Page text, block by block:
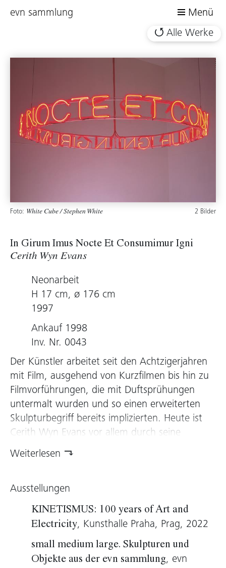
evn sammlung
Menü
Alle Werke
Foto: White Cube / Stephen White 2 Bilder
In Girum Imus Nocte Et Consumimur Igni
Cerith Wyn Evans
Neonarbeit
H 17 cm, ø 176 cm
1997
Ankauf 1998
Inv. Nr. 0043
Der Künstler arbeitet seit den Achtzigerjahren
mit Film, ausgehend von Kurzfilmen bis hin zu
Filmvorführungen, die mit Duftsprühungen
untermalt wurden und so einen erweiterten
Skulpturbegriff bereits implizierten. Heute ist
Cerith Wyn Evans vor allem durch seine
Installationen bekannt, doch ist in seiner Arbeit
den Motiven von magischer Leinwand und
Projektion, spielt ebenfalls eine große Rolle. Bei
der Arbeit in der evn sammlung umlaufen
Neonbuchstaben in lateinischer Sprache einen
Reifen. Der Text ist nicht nur der Titel von Guy
Debords letztem Film von 1978, sondern
Weiterlesen
Ausstellungen
KINETISMUS: 100 years of Art and
Electricity, Kunsthalle Praha, Prag, 2022
small medium large. Skulpturen und
Objekte aus der evn sammlung, evn